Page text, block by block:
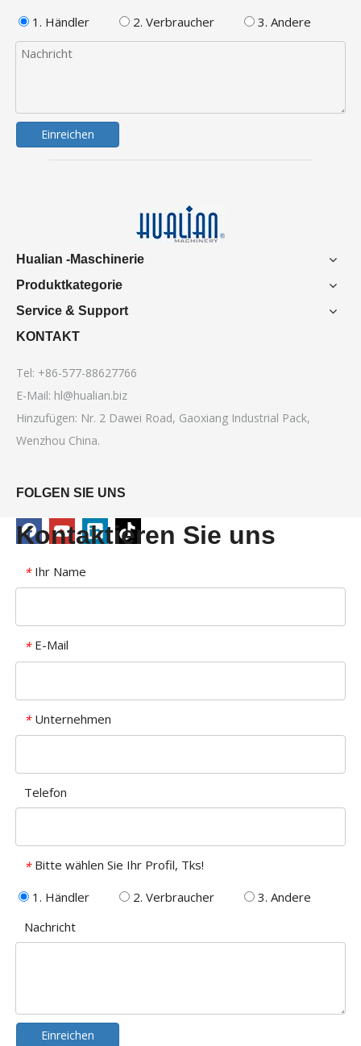
1. Händler
2. Verbraucher 3. Andere
Einreichen
Hualian -Maschinerie
Produktkategorie
Service & Support
KONTAKT
Tel: +86-577-88627766
E-Mail: hl@hualian.biz
Hinzufügen: Nr. 2 Dawei Road, Gaoxiang Industrial Pack,
Wenzhou China.
FOLGEN SIE UNS
Kontaktieren Sie uns
* Ihr Name
* E-Mail
* Unternehmen
Telefon
* Bitte wählen Sie Ihr Profil, Tks!
1. Händler
2. Verbraucher
3. Andere
Nachricht
Einreichen